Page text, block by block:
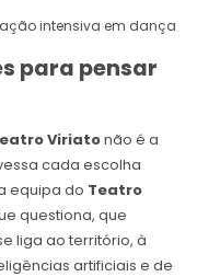
intensiva em dança
para pensar
Viriatonão é a
cada escolha
equipa do Teatro
questiona, que
liga ao território, à
artificiais e de